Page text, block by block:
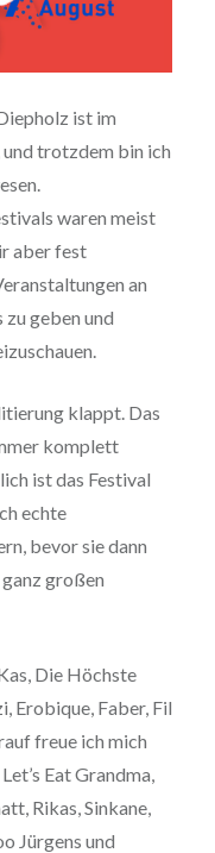
ist im
trotzdem bin ich
waren meist
aber fest
an
zu geben und
klappt. Das
komplett
ist das Festival
echte
bevor sie dann
großen
Die Höchste
Erobique, Faber, Fil
freue ich mich
Eat Grandma,
Rikas, Sinkane,
Jürgens und